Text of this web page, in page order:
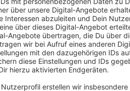
Hier bei uns in der
sein. Wie genau
heißt es vom
Aktuelle
Die Linien der
Rurtalbahn (RB